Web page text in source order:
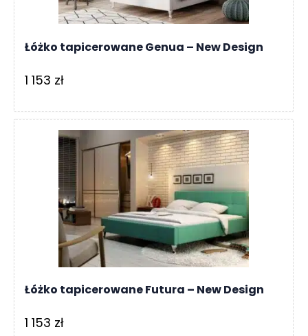
Łóżko tapicerowane Genua – New Design
1 153 zł
Łóżko tapicerowane Futura – New Design
1 153 zł